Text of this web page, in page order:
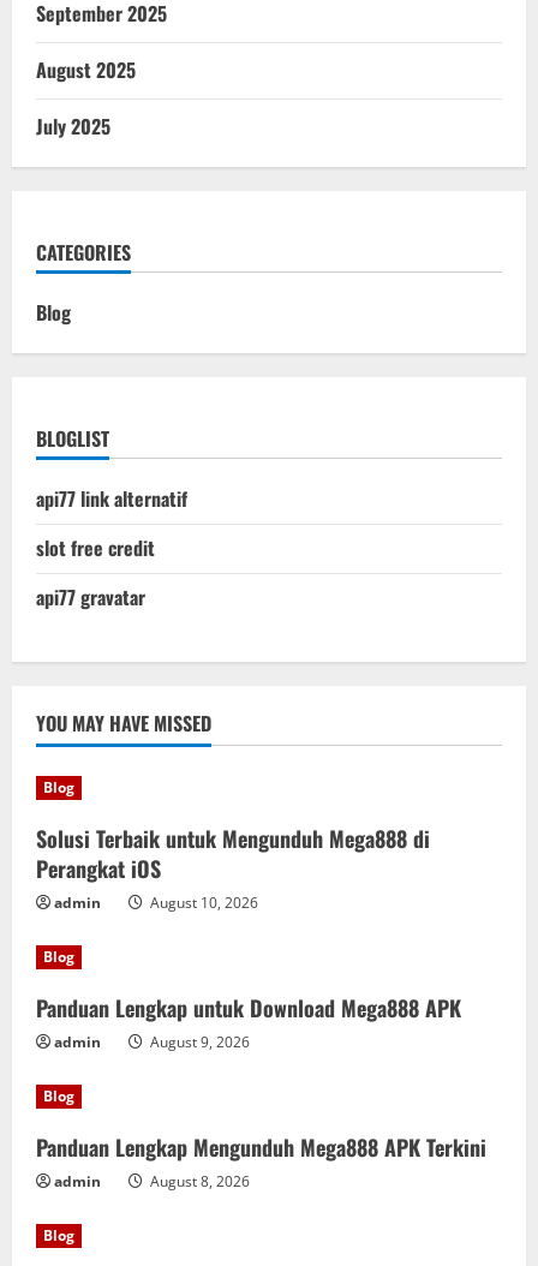
September 2025
August 2025
July 2025
CATEGORIES
Blog
BLOGLIST
api77 link alternatif
slot free credit
api77 gravatar
YOU MAY HAVE MISSED
Blog
Solusi Terbaik untuk Mengunduh Mega888 di
Perangkat iOS
admin August 10, 2026
Blog
Panduan Lengkap untuk Download Mega888 APK
admin August 9, 2026
Blog
Panduan Lengkap Mengunduh Mega888 APK Terkini
admin August 8, 2026
Blog